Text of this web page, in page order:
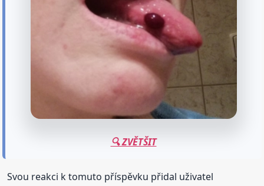
🔍 ZVĚTŠIT
Svou reakci k tomuto příspěvku přidal uživatel